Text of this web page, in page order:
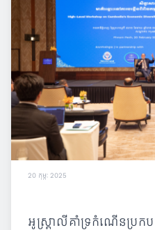
20 កុម្ភៈ 2025
អូស្ត្រាលីគាំទ្រកំណើនប្រ